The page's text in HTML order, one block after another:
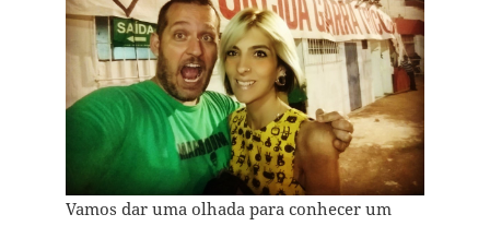
Vamos dar uma olhada para conhecer um